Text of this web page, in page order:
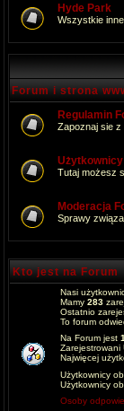
Hyde Park
Wszystkie
Forum i strona
Regulamin
Zapoznaj sie z
Tutaj możesz
Moderacja
Sprawy
Kto jest na Forum
Nasi
Mamy 283
Ostatnio
To forum
Na Forum jest
Zarejestrowani
Najwięcej
Użytkownicy
Użytkownicy
Osoby